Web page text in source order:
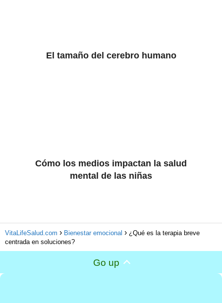
El tamaño del cerebro humano
Cómo los medios impactan la salud
mental de las niñas
VitaLifeSalud.com Bienestar emocional
¿Qué es la terapia breve
centrada en soluciones?
Go up